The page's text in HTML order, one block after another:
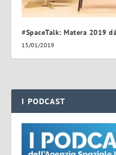
#SpaceTalk: Matera 2019
15/01/2019
I PODCAST